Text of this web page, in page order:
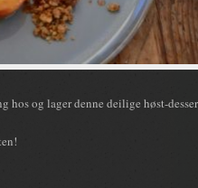
hos og lager denne deilige høst-